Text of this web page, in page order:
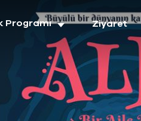
Programı Ziyaret